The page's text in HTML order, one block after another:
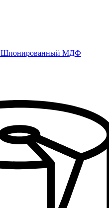
Шпонированный МДФ